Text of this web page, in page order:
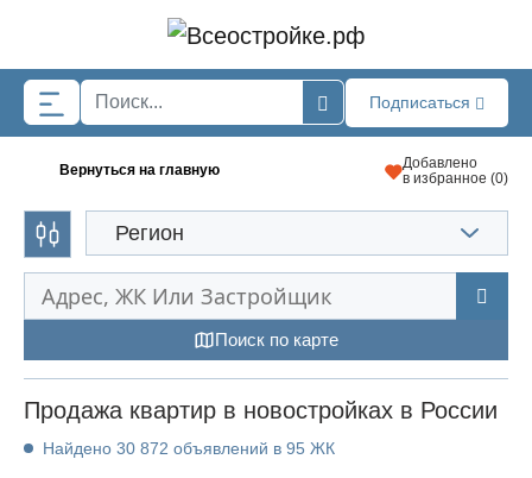
Подписаться
Вернуться на главную
Добавлено
в избранное (0)
Регион
Поиск по карте
Продажа квартир в новостройках в России
Найдено 30 872 объявлений в 95 ЖК